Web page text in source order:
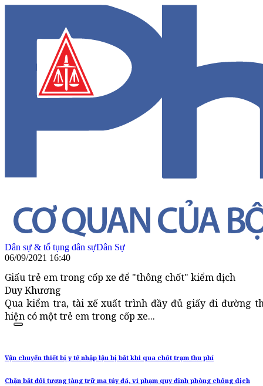
Dân sự & tố tụng dân sựDân Sự
06/09/2021 16:40
Giấu trẻ em trong cốp xe để "thông chốt" kiểm dịch
Duy Khương
Qua kiểm tra, tài xế xuất trình đầy đủ giấy đi đường
hiện có một trẻ em trong cốp xe...
Vận chuyển thiết bị y tế nhập lậu bị bắt khi qua chốt trạm thu phí
Chặn bắt đối tượng tàng trữ ma túy đá, vi phạm quy định phòng chống dịch